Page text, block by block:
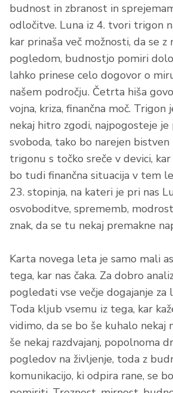
budnost in zbranost in
odločitve. Luna iz 4. tvori trigon
kar prinaša več možnosti, da se
pogledom, budnostjo pomiri
lahko prinese celo dogovor o
našem področju. Četrta hiša
vojna, kriza, finančna moč. Trigon
nekaj hitro zgodi, najpogosteje je
svoboda, tako bo narejen bistven
trigonu s točko sreče v devici,
bo tudi finančna situacija v tem
23. stopinja, na kateri je pri nas
osvoboditve, sprememb,
znak, da se tu nekaj premakne
Karta novega leta je samo mali
tega, kar nas čaka. Za dobro
pogledati vse večje dogajanje za
Toda kljub vsemu iz tega, kar
vidimo, da se bo še kuhalo nekaj
še nekaj razdvajanj, popolnoma
pogledov na življenje, toda z
komunikacijo, ki odpira rane, se